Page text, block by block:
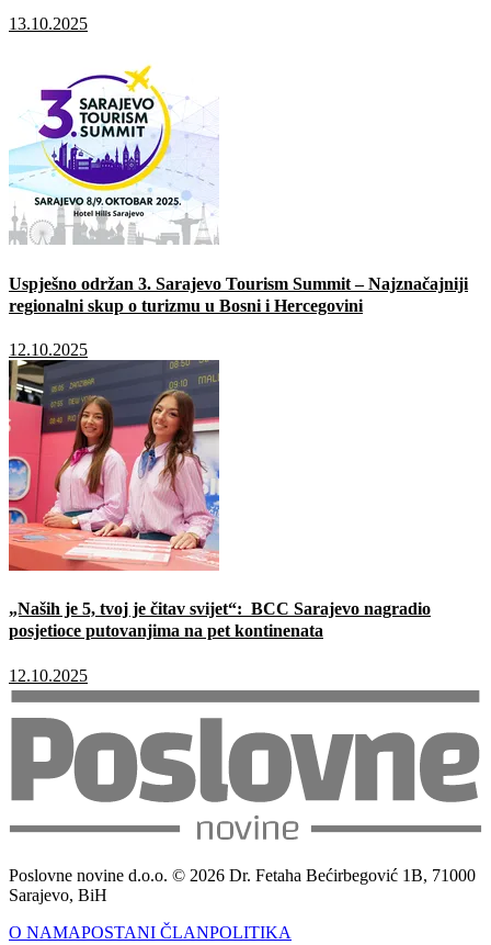
13.10.2025
Uspješno održan 3. Sarajevo Tourism Summit – Najznačajniji
regionalni skup o turizmu u Bosni i Hercegovini
12.10.2025
„Naših je 5, tvoj je čitav svijet“: BCC Sarajevo nagradio
posjetioce putovanjima na pet kontinenata
12.10.2025
Poslovne novine d.o.o. © 2026 Dr. Fetaha Bećirbegović 1B, 71000
Sarajevo, BiH
O NAMAPOSTANI ČLANPOLITIKA